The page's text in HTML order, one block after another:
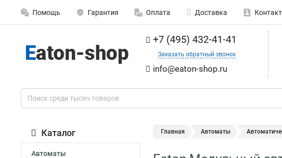
Помощь Гарантия Оплата Доставка
+7 (495) 432-41-41
Заказать обратный звонок
info@eaton-shop.ru
Каталог
Автоматы
Главная Автоматы